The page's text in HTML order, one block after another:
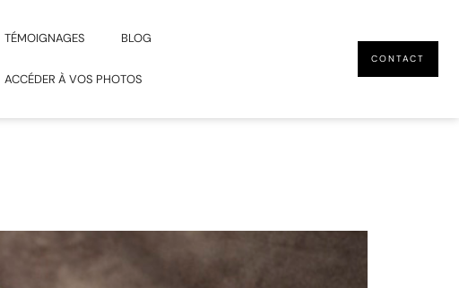
TÉMOIGNAGES BLOG
ACCÉDER À VOS PHOTOS
CONTACT